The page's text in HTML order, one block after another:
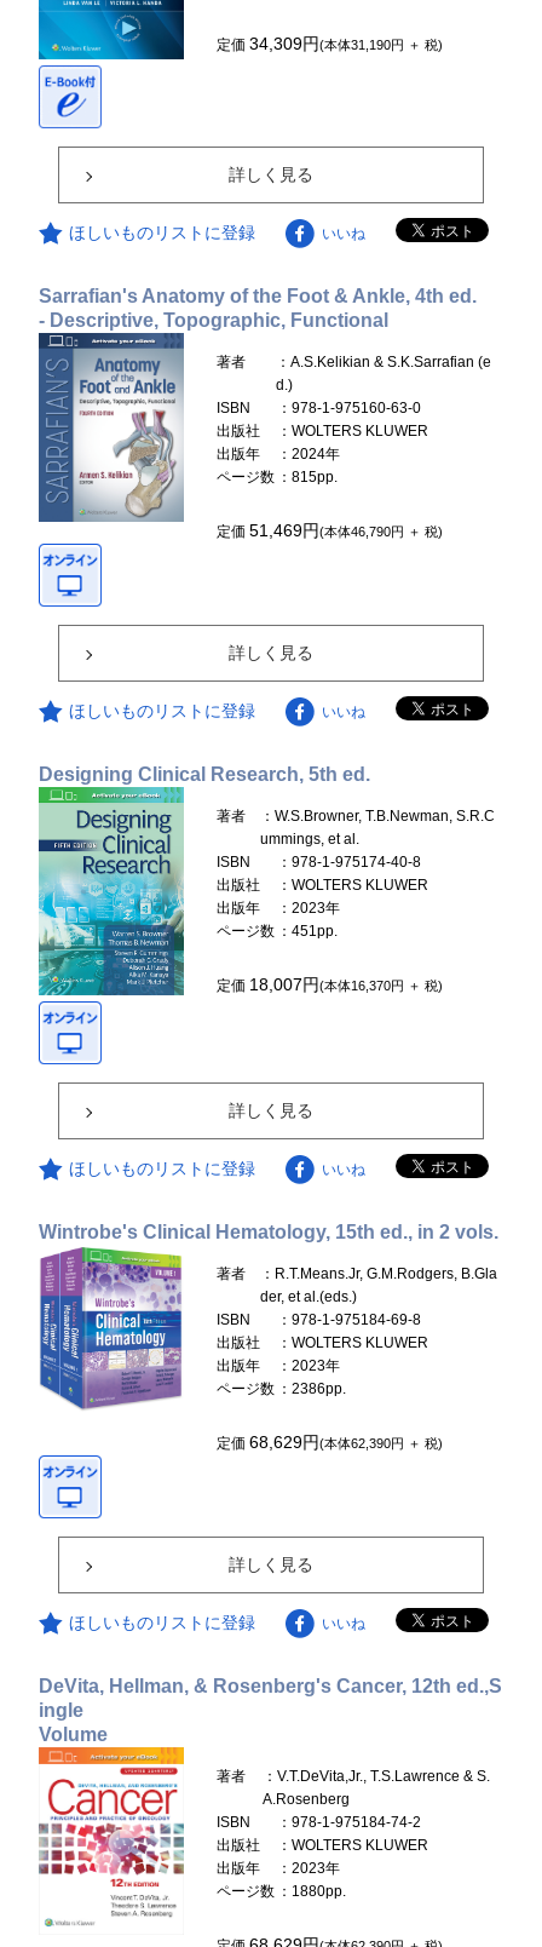
定価34,309円(本体31,190円 ＋ 税)
詳しく見る
ほしいものリストに登録 いいね
Sarrafian's Anatomy of the Foot & Ankle, 4th ed.
- Descriptive, Topographic, Functional
著者
：A.S.Kelikian & S.K.Sarrafian (e
d.)
ISBN
：978-1-975160-63-0
出版社
：WOLTERS KLUWER
出版年
：2024年
ページ数 ：815pp.
定価51,469円(本体46,790円 ＋ 税)
詳しく見る
ほしいものリストに登録 いいね
Designing Clinical Research, 5th ed.
著者
：W.S.Browner, T.B.Newman, S.R.C
ummings, et al.
ISBN
：978-1-975174-40-8
出版社
：WOLTERS KLUWER
出版年
：2023年
ページ数 ：451pp.
定価 18,007円(本体16,370円 ＋ 税)
詳しく見る
ほしいものリストに登録 いいね
Wintrobe's Clinical Hematology, 15th ed., in 2 vols.
著者
：R.T.Means.Jr, G.M.Rodgers, B.Gla
der, et al.(eds.)
ISBN
：978-1-975184-69-8
出版社
：WOLTERS KLUWER
出版年
：2023年
ページ数 ：2386pp.
定価68,629円(本体62,390円 ＋ 税)
詳しく見る
ほしいものリストに登録 いいね
DeVita, Hellman, & Rosenberg's Cancer, 12th ed.,S
ingle
Volume
著者
：V.T.DeVita,Jr., T.S.Lawrence & S.
A.Rosenberg
ISBN
：978-1-975184-74-2
出版社
：WOLTERS KLUWER
出版年
：2023年
ページ数 ：1880pp.